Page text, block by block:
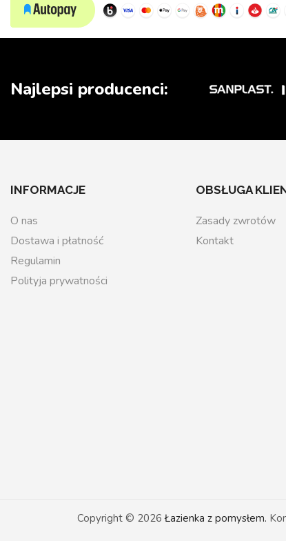
Wedding
Najlepsi producenci:
INFORMACJE
O nas
Dostawa i płatność
Regulamin
Polityja prywatności
OBSŁUGA
Zasady zwrotów
Kontakt
Copyright © 2026Łazienka z pomysłem.